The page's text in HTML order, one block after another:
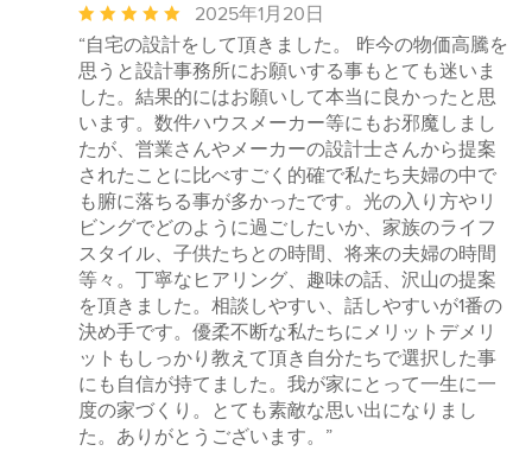
平
均
評
価：
5
つ
星
中
星
5
2025年1月20日
“自宅の設計をして頂きました。 昨今の物価高騰を
思うと設計事務所にお願いする事もとても迷いま
した。結果的にはお願いして本当に良かったと思
います。数件ハウスメーカー等にもお邪魔しまし
たが、営業さんやメーカーの設計士さんから提案
されたことに比べすごく的確で私たち夫婦の中で
も腑に落ちる事が多かったです。光の入り方やリ
ビングでどのように過ごしたいか、家族のライフ
スタイル、子供たちとの時間、将来の夫婦の時間
等々。丁寧なヒアリング、趣味の話、沢山の提案
を頂きました。相談しやすい、話しやすいが1番の
決め手です。優柔不断な私たちにメリットデメリ
ットもしっかり教えて頂き自分たちで選択した事
にも自信が持てました。我が家にとって一生に一
度の家づくり。とても素敵な思い出になりまし
た。ありがとうございます。”